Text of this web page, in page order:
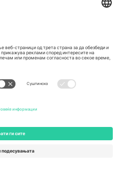
United Arab Emirates
платформата може да се
настанот и/или доменот.
страница на настанот.,